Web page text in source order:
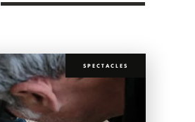
SPECTACLES